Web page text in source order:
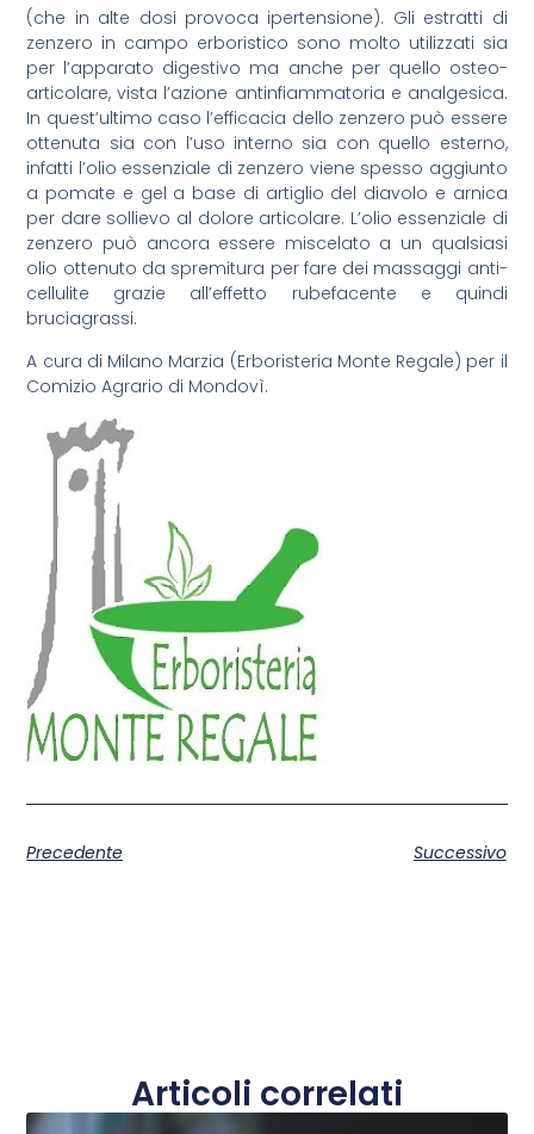
(che in alte dosi provoca ipertensione). Gli estratti di
zenzero in campo erboristico sono molto utilizzati sia
per l’apparato digestivo ma anche per quello osteo-
articolare, vista l’azione antinfiammatoria e analgesica.
In quest’ultimo caso l’efficacia dello zenzero può essere
ottenuta sia con l’uso interno sia con quello esterno,
infatti l’olio essenziale di zenzero viene spesso aggiunto
a pomate e gel a base di artiglio del diavolo e arnica
per dare sollievo al dolore articolare. L’olio essenziale di
zenzero può ancora essere miscelato a un qualsiasi
olio ottenuto da spremitura per fare dei massaggi anti-
cellulite grazie all’effetto rubefacente e quindi
bruciagrassi.
A cura di Milano Marzia (Erboristeria Monte Regale) per il
Comizio Agrario di Mondovì.
Precedente Successivo
Articoli correlati